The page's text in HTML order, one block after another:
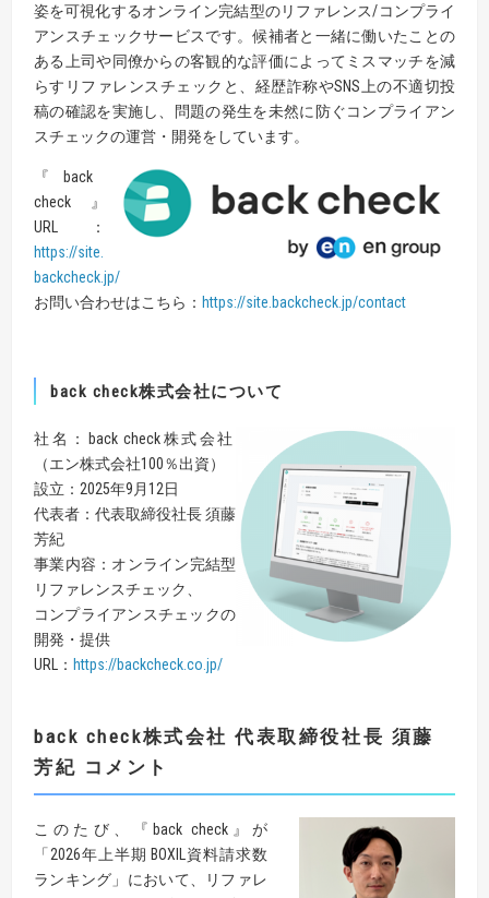
姿を可視化するオンライン完結型のリファレンス/コンプライ
アンスチェックサービスです。候補者と一緒に働いたことの
ある上司や同僚からの客観的な評価によってミスマッチを減
らすリファレンスチェックと、経歴詐称やSNS上の不適切投
稿の確認を実施し、問題の発生を未然に防ぐコンプライアン
スチェックの運営・開発をしています。
『back
check』
URL：
https://site.
backcheck.jp/
お問い合わせはこちら： https://site.backcheck.jp/contact
back check株式会社について
社名：back check株式会社
（エン株式会社100％出資）
設立：2025年9月12日
代表者：代表取締役社長 須藤
芳紀
事業内容：オンライン完結型
リファレンスチェック、
コンプライアンスチェックの​
開発・提供
URL： https://backcheck.co.jp/
back check株式会社 代表取締役社長 須藤
芳紀 コメント
このたび、『back check』が
「2026年上半期 BOXIL資料請求数
ランキング」において、リファレ